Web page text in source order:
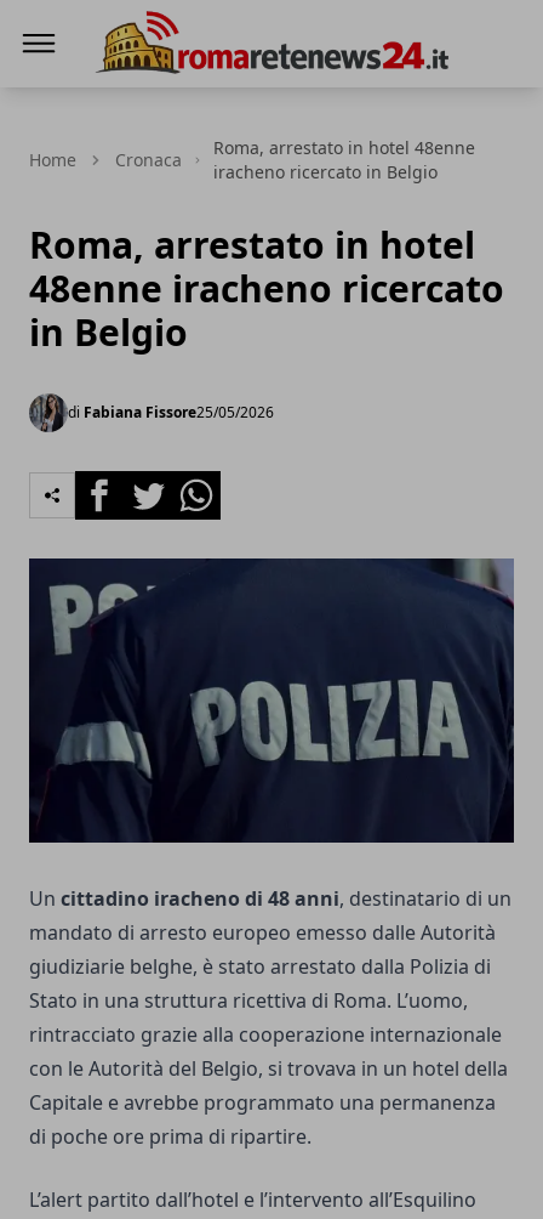
Home Cronaca
Roma, arrestato in hotel 48enne
iracheno ricercato in Belgio
Roma, arrestato in hotel
48enne iracheno ricercato
in Belgio
di Fabiana Fissore25/05/2026
FacebookTwitterWhatsapp
Un cittadino iracheno di 48 anni, destinatario di un
mandato di arresto europeo emesso dalle Autorità
giudiziarie belghe, è stato arrestato dalla Polizia di
Stato in una struttura ricettiva di Roma. L’uomo,
rintracciato grazie alla cooperazione internazionale
con le Autorità del Belgio, si trovava in un hotel della
Capitale e avrebbe programmato una permanenza
di poche ore prima di ripartire.
L’alert partito dall’hotel e l’intervento all’Esquilino